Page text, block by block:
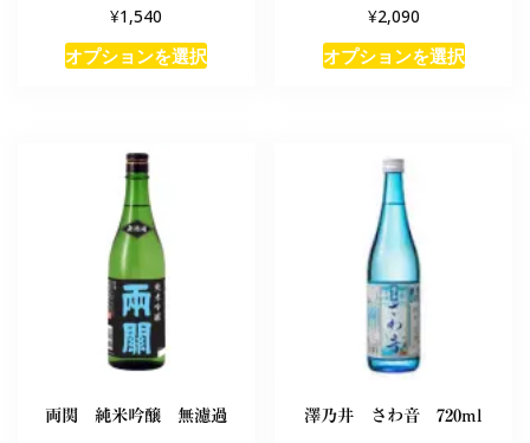
¥1,540
オプションを選択
¥2,090
オプションを選択
両関 純米吟醸 無濾過 澤乃井 さわ音 720ml